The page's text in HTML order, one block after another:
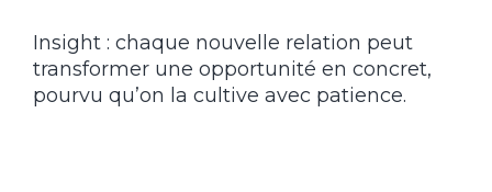
Insight : chaque nouvelle relation peut
transformer une opportunité en concret,
pourvu qu’on la cultive avec patience.